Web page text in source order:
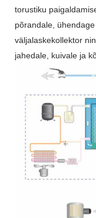
torustiku
põrandale,
väljalaskekollektor
jahedale, kuivale ja